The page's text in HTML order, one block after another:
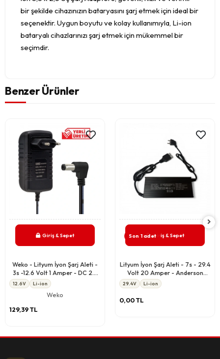
bir şekilde cihazınızın bataryasını şarj etmek için ideal bir
seçenektir. Uygun boyutu ve kolay kullanımıyla, Li-ion
bataryalı cihazlarınızı şarj etmek için mükemmel bir
seçimdir.
Benzer Ürünler
Giriş & Sepet
Weko - Lityum İyon Şarj Aleti -
3s -12.6 Volt 1 Amper - DC 2.5
mm Soket
12.6V Li-ion
Weko
129,39 TL
Son 1 adetGiriş & Sepet
Lityum İyon Şarj Aleti - 7s - 29.4
Volt 20 Amper - Anderson
Soket
29.4V Li-ion
0,00 TL